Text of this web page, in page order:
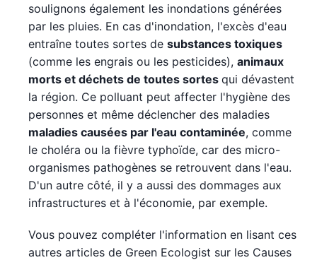
soulignons également les inondations générées
par les pluies. En cas d'inondation, l'excès d'eau
entraîne toutes sortes de substances toxiques
(comme les engrais ou les pesticides), animaux
morts et déchets de toutes sortes qui dévastent
la région. Ce polluant peut affecter l'hygiène des
personnes et même déclencher des maladies
maladies causées par l'eau contaminée, comme
le choléra ou la fièvre typhoïde, car des micro-
organismes pathogènes se retrouvent dans l'eau.
D'un autre côté, il y a aussi des dommages aux
infrastructures et à l'économie, par exemple.
Vous pouvez compléter l'information en lisant ces
autres articles de Green Ecologist sur les Causes